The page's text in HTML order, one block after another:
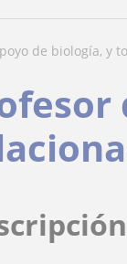
de biología, y